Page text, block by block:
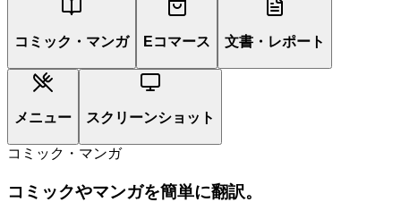
コミック・マンガ Eコマース 文書・レポート
メニュー スクリーンショット
コミック・マンガ
コミックやマンガを簡単に翻訳。